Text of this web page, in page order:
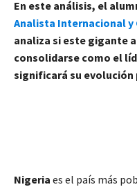
En este análisis, el
Analista Internacional
analiza si este gigante
consolidarse como el
significará su evolución
Nigeria es el país más